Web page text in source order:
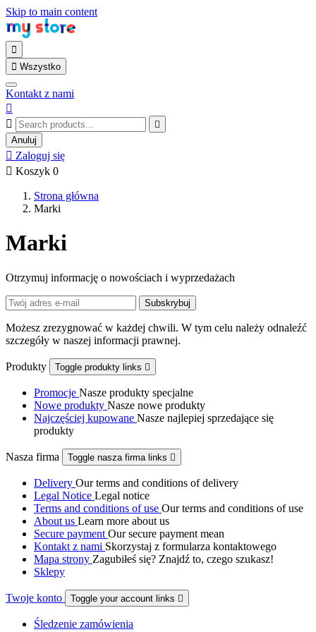
Skip to main content

 Wszystko
Kontakt z nami



Anuluj
 Zaloguj się
 Koszyk 0
Strona główna
Marki
Marki
Otrzymuj informację o nowościach i wyprzedażach
Możesz zrezygnować w każdej chwili. W tym celu należy odnaleźć
szczegóły w naszej informacji prawnej.
Produkty Toggle produkty links 
Promocje Nasze produkty specjalne
Nowe produkty Nasze nowe produkty
Najczęściej kupowane Nasze najlepiej sprzedające się
produkty
Nasza firma Toggle nasza firma links 
Delivery Our terms and conditions of delivery
Legal Notice Legal notice
Terms and conditions of use Our terms and conditions of use
About us Learn more about us
Secure payment Our secure payment mean
Kontakt z nami Skorzystaj z formularza kontaktowego
Mapa strony Zagubiłeś się? Znajdź to, czego szukasz!
Sklepy
Twoje konto Toggle your account links 
Śledzenie zamówienia